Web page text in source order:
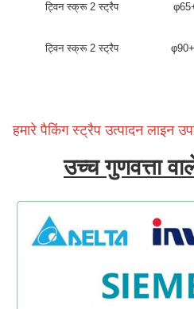
ट्विन स्क्रू 2 स्ट्रैप
ट्विन स्क्रू 2 स्ट्रैप
हमारे पैकिंग स्ट्रैप उत्पादन लाइन
उच्च गुणवत्ता